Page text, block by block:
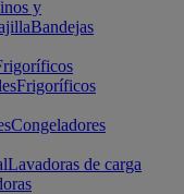
y
Bandejas
Frigoríficos
Congeladores
Lavadoras de carga